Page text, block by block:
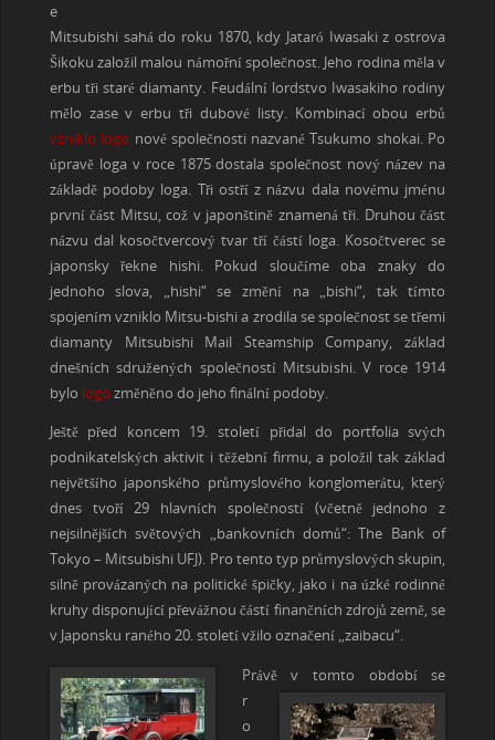
e
Mitsubishi sahá do roku 1870, kdy Jataró Iwasaki z ostrova
Šikoku založil malou námořní společnost. Jeho rodina měla v
erbu tři staré diamanty. Feudální lordstvo Iwasakiho rodiny
mělo zase v erbu tři dubové listy. Kombinací obou erbů
vzniklo logo nové společnosti nazvané Tsukumo shokai. Po
úpravě loga v roce 1875 dostala společnost nový název na
základě podoby loga. Tři ostří z názvu dala novému jménu
první část Mitsu, což v japonštině znamená tři. Druhou část
názvu dal kosočtvercový tvar tří částí loga. Kosočtverec se
japonsky řekne hishi. Pokud sloučíme oba znaky do
jednoho slova, „hishi“ se změní na „bishi“, tak tímto
spojením vzniklo Mitsu-bishi a zrodila se společnost se třemi
diamanty Mitsubishi Mail Steamship Company, základ
dnešních sdružených společností Mitsubishi. V roce 1914
bylo logo změněno do jeho finální podoby.
Ještě před koncem 19. století přidal do portfolia svých
podnikatelských aktivit i těžební firmu, a položil tak základ
největšího japonského průmyslového konglomerátu, který
dnes tvoří 29 hlavních společností (včetně jednoho z
nejsilnějších světových „bankovních domů“: The Bank of
Tokyo – Mitsubishi UFJ). Pro tento typ průmyslových skupin,
silně provázaných na politické špičky, jako i na úzké rodinné
kruhy disponující převážnou částí finančních zdrojů země, se
v Japonsku raného 20. století vžilo označení „zaibacu“.
Právě v tomto období se
r
o